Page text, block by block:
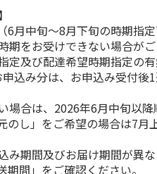
月中旬～8月下旬の時期指定
をお受けできない場合がご
定及び配達希望時期指定の
込み分は、お申込み受付後
場合は、2026年6月中旬以降
のし」をご希望の場合は7月
み期間及びお届け期間が異
期間」をご確認ください。